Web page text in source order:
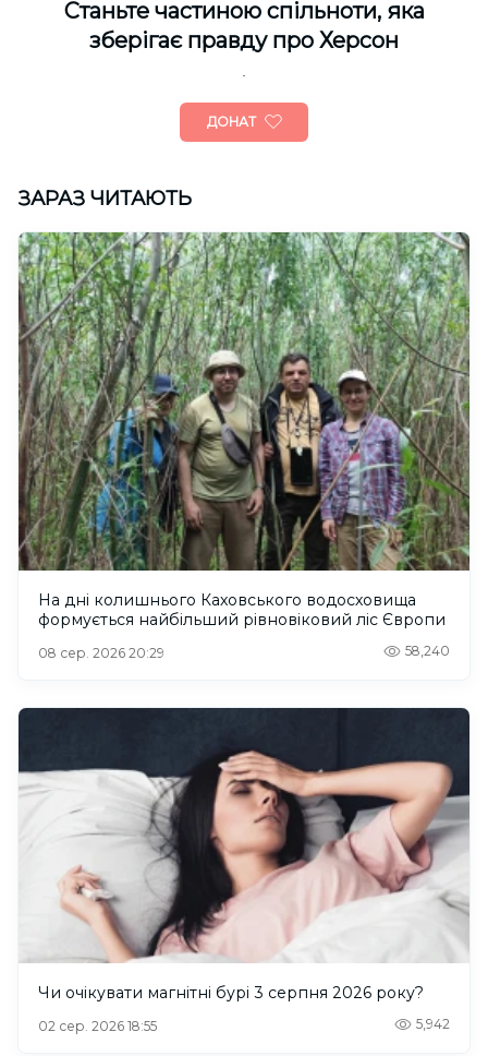
Cтаньте частиною спільноти, яка
зберігає правду про Херсон
ДОНАТ
ЗАРАЗ ЧИТАЮТЬ
На дні колишнього Каховського водосховища
формується найбільший рівновіковий ліс Європи
08 сер. 2026 20:29 58,240
Чи очікувати магнітні бурі 3 серпня 2026 року?
02 сер. 2026 18:55 5,942